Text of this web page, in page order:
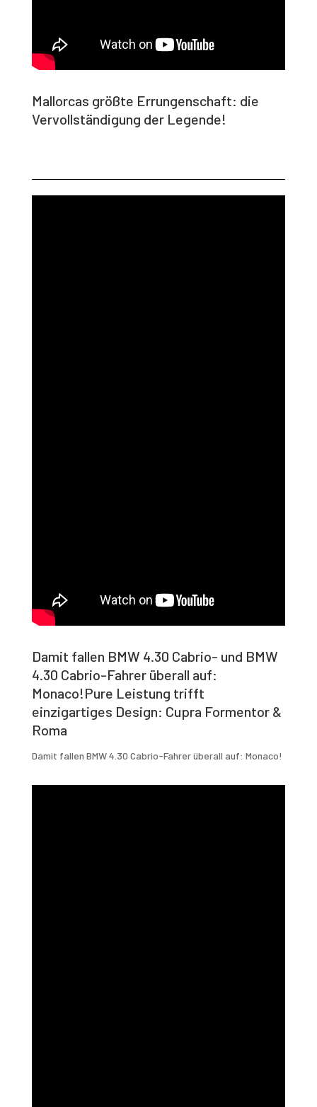
Mallorcas größte Errungenschaft: die
Vervollständigung der Legende!
Damit fallen BMW 4.30 Cabrio- und BMW
4.30 Cabrio-Fahrer überall auf:
Monaco!Pure Leistung trifft
einzigartiges Design: Cupra Formentor &
Roma
Damit fallen BMW 4.30 Cabrio-Fahrer überall auf: Monaco!